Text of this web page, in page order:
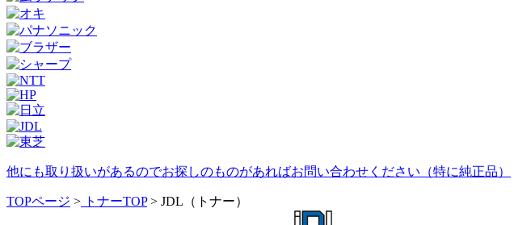
他にも取り扱いがあるのでお探しのものがあればお問い合わせください（特に純正品）
TOPページ > トナーTOP> JDL（トナー）